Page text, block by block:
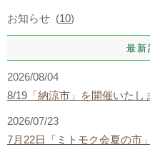
お知らせ (10)
最新
2026/08/04
8/19「納涼市」を開催いたし
2026/07/23
7月22日「ミトモク会夏の市